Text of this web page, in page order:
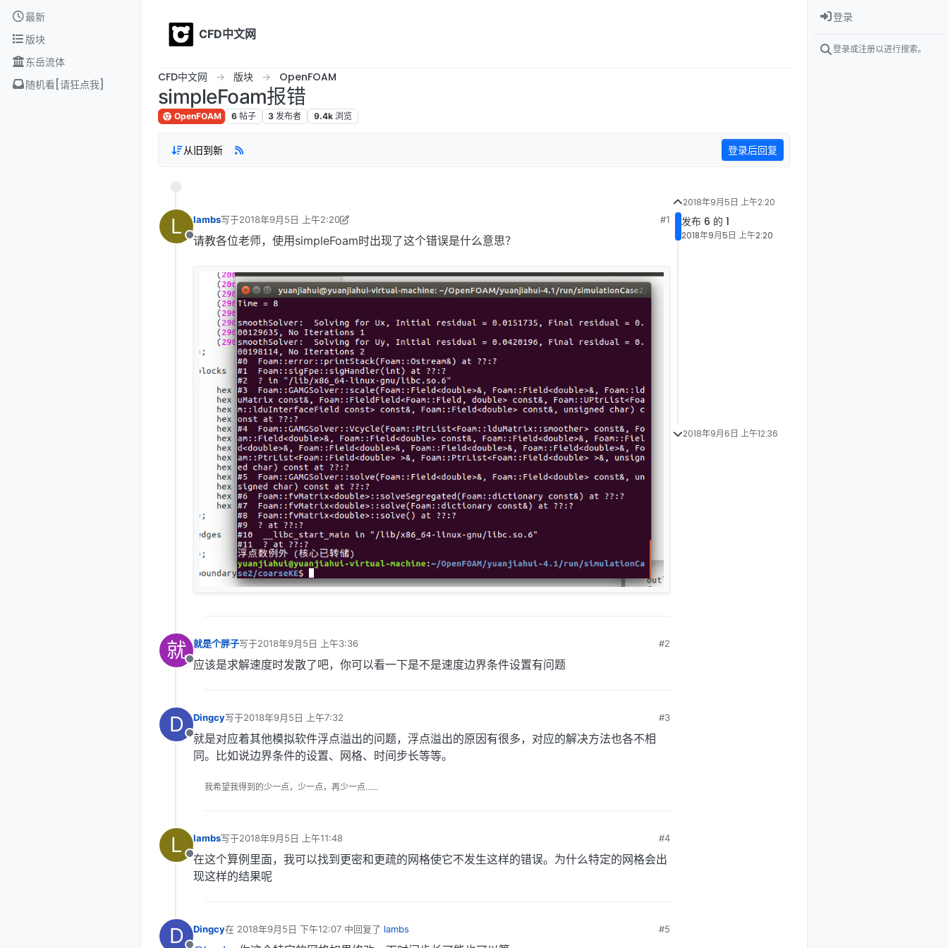
Skip to content
最新
版块
东岳流体
随机看[请狂点我]
CFD中文网
CFD中文网 版块 OpenFOAM
simpleFoam报错
OpenFOAM 6 帖子 3 发布者 9.4k 浏览
从旧到新 登录后回复
L
离线
lambs写于2018年9月5日 上午2:20
最后由 李东岳 编辑 2018年9月6日 上午7:50
#1
请教各位老师，使用simpleFoam时出现了这个错误是什么意思？
就
离线
就是个胖子写于2018年9月5日 上午3:36
最后由 编辑
#2
应该是求解速度时发散了吧，你可以看一下是不是速度边界条件设置有问题
D
离线
Dingcy写于2018年9月5日 上午7:32
最后由 编辑
#3
就是对应着其他模拟软件浮点溢出的问题，浮点溢出的原因有很多，对应的解决方法也各不相
同。比如说边界条件的设置、网格、时间步长等等。
我希望我得到的少一点，少一点，再少一点......
L
离线
lambs写于2018年9月5日 上午11:48
最后由 编辑
#4
在这个算例里面，我可以找到更密和更疏的网格使它不发生这样的错误。为什么特定的网格会出
现这样的结果呢
D Dingcy在 2018年9月5日 下午12:07 中回复了 lambs
最后由 编辑
#5
2018年9月5日 上午2:20
发布 6 的 1
2018年9月5日 上午2:20
2018年9月6日 上午12:36
登录
登录或注册以进行搜索。